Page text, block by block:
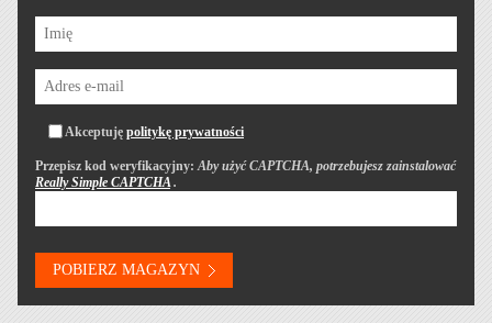
Akceptuję politykę prywatności
Przepisz kod weryfikacyjny:Aby użyć CAPTCHA, potrzebujesz zainstalować
Really Simple CAPTCHA.